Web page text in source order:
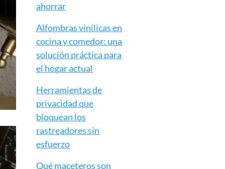
ahorrar
Alfombras vinílicas en
cocina y comedor: una
solución práctica para
el hogar actual
Herramientas de
privacidad que
bloquean los
rastreadores sin
esfuerzo
Qué maceteros son